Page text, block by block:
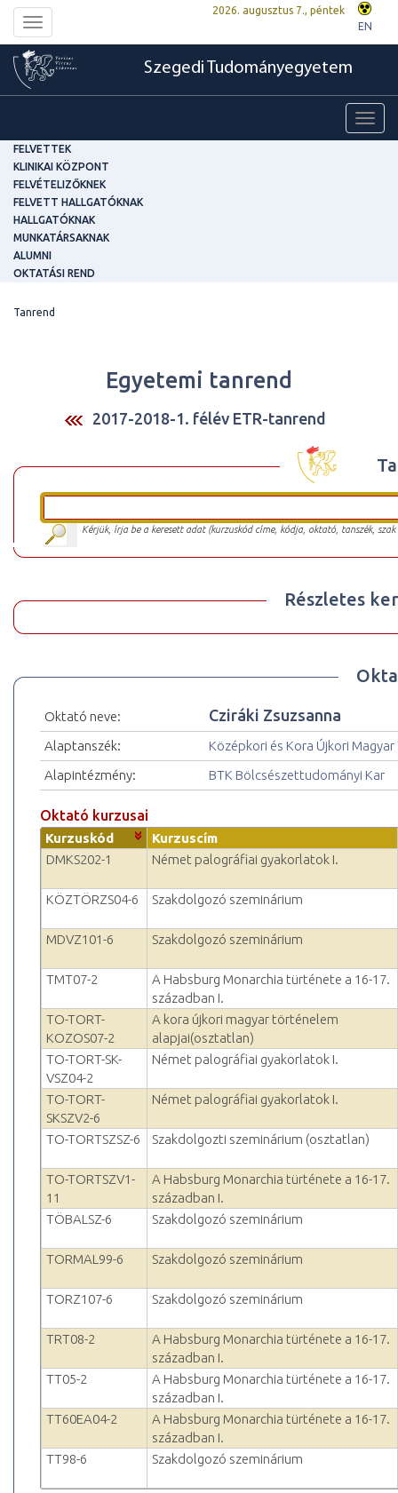
Toggle
navigation
2026. augusztus 7., péntek
EN
Szegedi Tudományegyetem
FELVETTEK
KLINIKAI KÖZPONT
FELVÉTELIZŐKNEK
FELVETT HALLGATÓKNAK
HALLGATÓKNAK
MUNKATÁRSAKNAK
ALUMNI
OKTATÁSI REND
Tanrend
Egyetemi tanrend
2017-2018-1. félév ETR-tanrend
Kérjük, írja be a keresett adat (kurzuskód címe, kódja, oktató, tanszék,
Részletes
Oktató neve: Cziráki Zsuzsanna
Alaptanszék:
Középkori és Kora Újkori
Alapintézmény:
BTK Bölcsészettudományi Kar
Oktató kurzusai
Kurzuskód
Kurzuscím
DMKS202-1
Német palográfiai gyakorlatok I.
KÖZTÖRZS04-6 Szakdolgozó szeminárium
MDVZ101-6 Szakdolgozó szeminárium
TMT07-2
A Habsburg Monarchia türténete a 16-17.
században I.
TO-TORT-
KOZOS07-2
A kora újkori magyar történelem
alapjai(osztatlan)
TO-TORT-SK-
VSZ04-2
Német palográfiai gyakorlatok I.
TO-TORT-
SKSZV2-6
Német palográfiai gyakorlatok I.
TO-TORTSZSZ-6 Szakdolgozti szeminárium (osztatlan)
TO-TORTSZV1-
11
A Habsburg Monarchia türténete a 16-17.
században I.
TÖBALSZ-6
Szakdolgozó szeminárium
TORMAL99-6 Szakdolgozó szeminárium
TORZ107-6 Szakdolgozó szeminárium
TRT08-2
A Habsburg Monarchia türténete a 16-17.
században I.
TT05-2
A Habsburg Monarchia türténete a 16-17.
században I.
TT60EA04-2
A Habsburg Monarchia türténete a 16-17.
században I.
TT98-6
Szakdolgozó szeminárium